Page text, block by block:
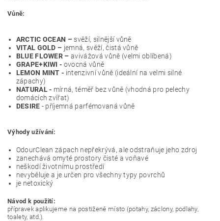
Vůně:
ARCTIC OCEAN – svěží, silnější vůně
VITAL GOLD – jemná, svěží, čistá vůně
BLUE FLOWER – avivážová vůně (velmi oblíbená)
GRAPE+KIWI - ovocná vůně
LEMON MINT - intenzivní vůně (ideální na velmi silné
zápachy)
NATURAL - mírná, téměř bez vůně (vhodná pro pelechy
domácích zvířat)
DESIRE - příjemná parfémovaná vůně
Výhody užívání:
OdourClean zápach nepřekrývá, ale odstraňuje jeho zdroj
zanechává omyté prostory čisté a voňavé
neškodí životnímu prostředí
nevyběluje a je určen pro všechny typy povrchů
je netoxický
Návod k použití:
přípravek aplikujeme na postižené místo (potahy, záclony, podlahy,
toalety, atd.).